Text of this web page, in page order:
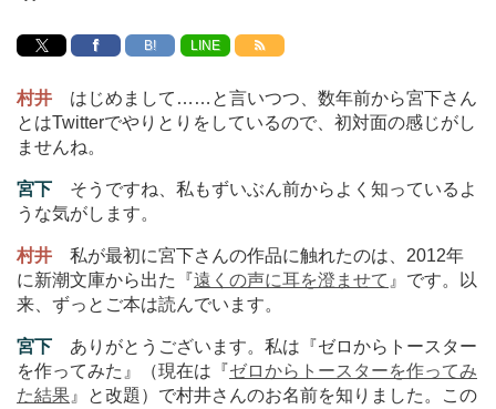
B! LINE
村井 はじめまして … …と言いつつ、数年前から宮下さん
とはTwitterでやりとりをしているので、初対面の感じがし
ませんね。
宮下
そうですね、私もずいぶん前からよく知っているよ
うな気がします。
村井
私が最初に宮下さんの作品に触れたのは、2012年
に新潮文庫から出た『遠くの声に耳を澄ませて 』です。以
来、ずっとご本は読んでいます。
宮下
ありがとうございます。私は『ゼロからトースター
を作ってみた』（現在は『ゼロからトースターを作ってみ
た結果 』と改題）で村井さんのお名前を知りました。この